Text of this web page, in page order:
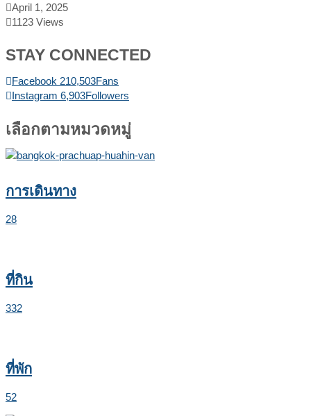
April 1, 2025
1123 Views
STAY CONNECTED
Facebook 210,503Fans
Instagram 6,903Followers
เลือกตามหมวดหมู่
การเดินทาง
28
ที่กิน
332
ที่พัก
52